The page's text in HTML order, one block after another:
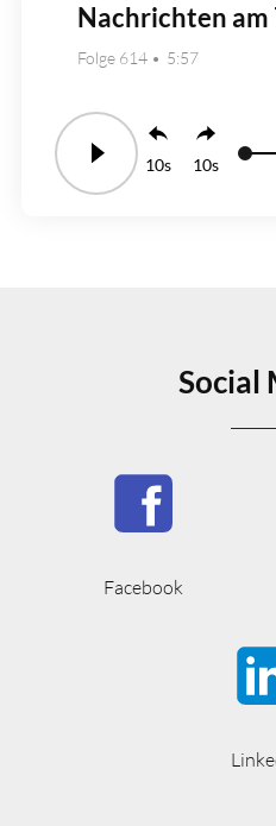
Nachrichten am
Folge 614 5:57
10 10
Social
Facebook